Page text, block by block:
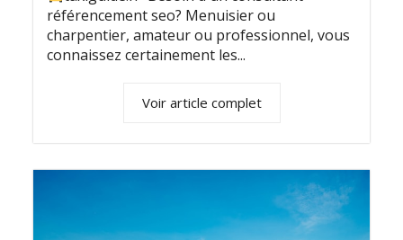
référencement seo? Menuisier ou
charpentier, amateur ou professionnel, vous
connaissez certainement les...
Voir article complet